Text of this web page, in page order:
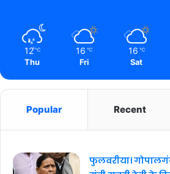
12 ℃
Thu
16 ℃
Fri
16 ℃
Sat
Popular Recent
फुलवरीया।